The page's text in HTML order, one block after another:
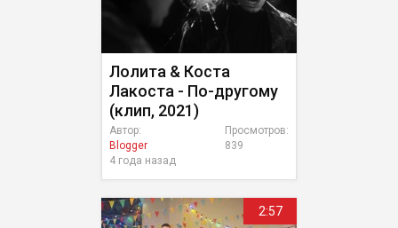
Лолита & Коста
Лакоста - По-другому
(клип, 2021)
Просмотров:
839
Автор:
Blogger
4 года назад
2:57